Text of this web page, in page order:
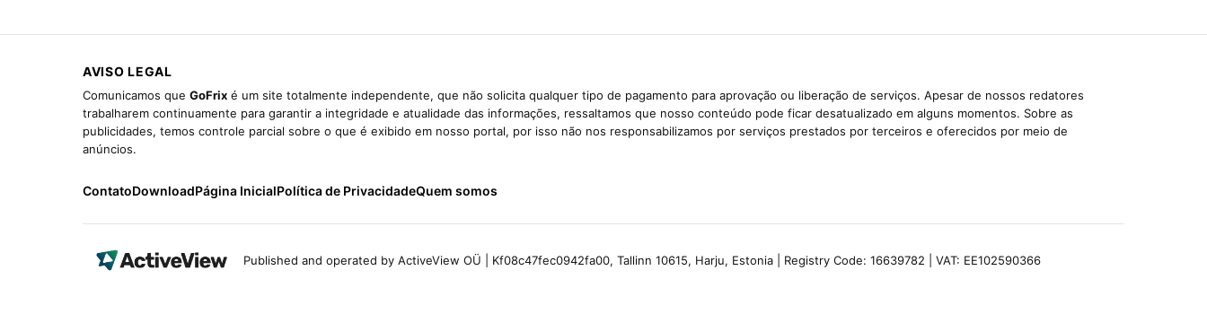
AVISO LEGAL
Comunicamos que GoFrix é um site totalmente independente, que não solicita qualquer tipo de pagamento para aprovação ou liberação de serviços. Apesar de nossos redatores
trabalharem continuamente para garantir a integridade e atualidade das informações, ressaltamos que nosso conteúdo pode ficar desatualizado em alguns momentos. Sobre as
publicidades, temos controle parcial sobre o que é exibido em nosso portal, por isso não nos responsabilizamos por serviços prestados por terceiros e oferecidos por meio de
anúncios.
ContatoDownloadPágina InicialPolítica de PrivacidadeQuem somos
Published and operated by ActiveView OÜ | Kf08c47fec0942fa00, Tallinn 10615, Harju, Estonia | Registry Code: 16639782 | VAT: EE102590366